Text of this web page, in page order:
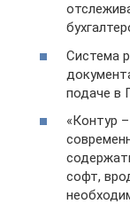
Система
подаче в
«Контур
софт,